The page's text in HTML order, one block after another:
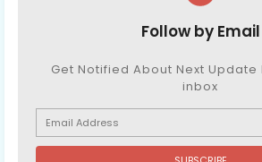
Follow by Email
Get Notified About Next Update
inbox